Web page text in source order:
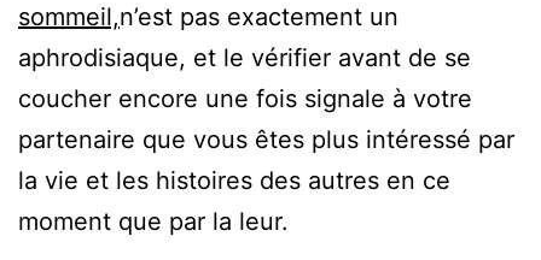
sommeil,n’est pas exactement un
aphrodisiaque, et le vérifier avant de se
coucher encore une fois signale à votre
partenaire que vous êtes plus intéressé par
la vie et les histoires des autres en ce
moment que par la leur.